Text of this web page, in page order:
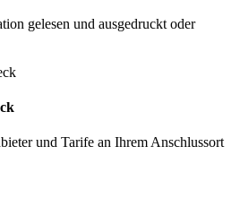
gelesen und ausgedruckt oder
und Tarife an Ihrem Anschlussort